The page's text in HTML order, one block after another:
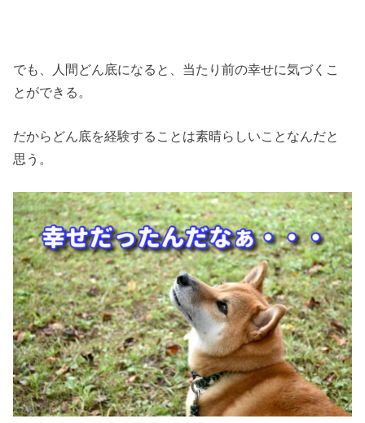
でも、人間どん底になると、当たり前の幸せに気づくこ
とができる。
だからどん底を経験することは素晴らしいことなんだと
思う。